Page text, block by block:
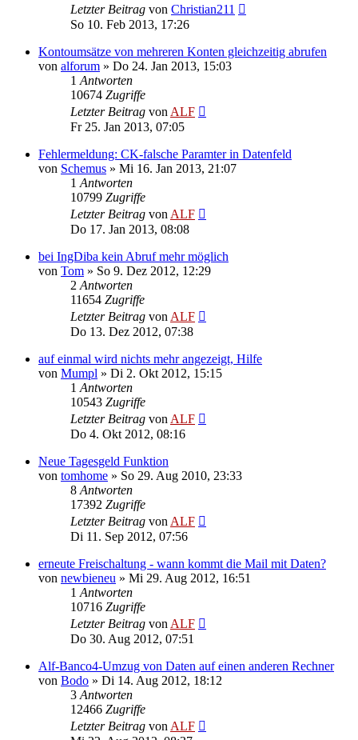
Letzter Beitrag von Christian211
So 10. Feb 2013, 17:26
Kontoumsätze von mehreren Konten gleichzeitig abrufen
von alforum » Do 24. Jan 2013, 15:03
1 Antworten
10674 Zugriffe
Letzter Beitrag von ALF
Fr 25. Jan 2013, 07:05
Fehlermeldung: CK-falsche Paramter in Datenfeld
von Schemus » Mi 16. Jan 2013, 21:07
1 Antworten
10799 Zugriffe
Letzter Beitrag von ALF
Do 17. Jan 2013, 08:08
bei IngDiba kein Abruf mehr möglich
von Tom » So 9. Dez 2012, 12:29
2 Antworten
11654 Zugriffe
Letzter Beitrag von ALF
Do 13. Dez 2012, 07:38
auf einmal wird nichts mehr angezeigt, Hilfe
von Mumpl » Di 2. Okt 2012, 15:15
1 Antworten
10543 Zugriffe
Letzter Beitrag von ALF
Do 4. Okt 2012, 08:16
Neue Tagesgeld Funktion
von tomhome » So 29. Aug 2010, 23:33
8 Antworten
17392 Zugriffe
Letzter Beitrag von ALF
Di 11. Sep 2012, 07:56
erneute Freischaltung - wann kommt die Mail mit Daten?
von newbieneu » Mi 29. Aug 2012, 16:51
1 Antworten
10716 Zugriffe
Letzter Beitrag von ALF
Do 30. Aug 2012, 07:51
Alf-Banco4-Umzug von Daten auf einen anderen Rechner
von Bodo » Di 14. Aug 2012, 18:12
3 Antworten
12466 Zugriffe
Letzter Beitrag von ALF